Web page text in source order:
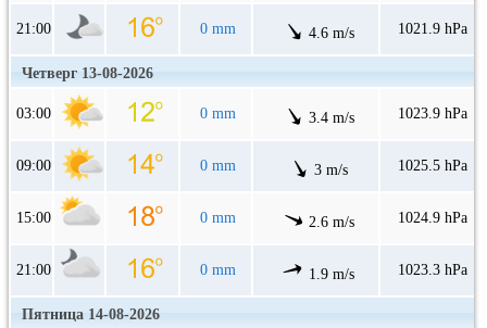
21:00 0 mm 4.6 m/s 1021.9 hPa
Четверг 13-08-2026
03:00 0 mm 3.4 m/s 1023.9 hPa
09:00 0 mm 3 m/s 1025.5 hPa
15:00 0 mm 2.6 m/s 1024.9 hPa
21:00 0 mm 1.9 m/s 1023.3 hPa
Пятница 14-08-2026